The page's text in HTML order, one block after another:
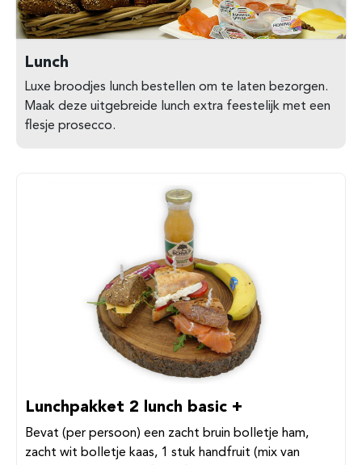
Lunch
Luxe broodjes lunch bestellen om te laten bezorgen.
Maak deze uitgebreide lunch extra feestelijk met een
flesje prosecco.
Lunchpakket 2 lunch basic +
Bevat (per persoon) een zacht bruin bolletje ham,
zacht wit bolletje kaas, 1 stuk handfruit (mix van